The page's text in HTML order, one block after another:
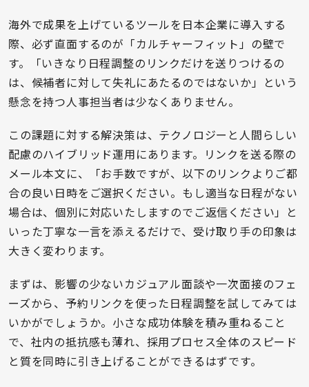
海外で成果を上げているツールを日本企業に導入する
際、必ず直面するのが「カルチャーフィット」の壁で
す。「いきなり日程調整のリンクだけを送りつけるの
は、候補者に対して失礼にあたるのではないか」という
懸念を持つ人事担当者は少なくありません。
この課題に対する解決策は、テクノロジーと人間らしい
配慮のハイブリッド運用にあります。リンクを送る際の
メール本文に、「お手数ですが、以下のリンクよりご都
合の良い日時をご選択ください。もし適当な日程がない
場合は、個別に対応いたしますのでご返信ください」と
いった丁寧な一言を添えるだけで、受け取り手の印象は
大きく変わります。
まずは、影響の少ないカジュアル面談や一次面接のフェ
ーズから、予約リンクを使った日程調整を試してみては
いかがでしょうか。小さな成功体験を積み重ねること
で、社内の抵抗感も薄れ、採用プロセス全体のスピード
と質を同時に引き上げることができるはずです。